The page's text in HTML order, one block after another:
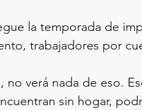
la temporada de
trabajadores por
no verá nada de eso.
sin hogar,